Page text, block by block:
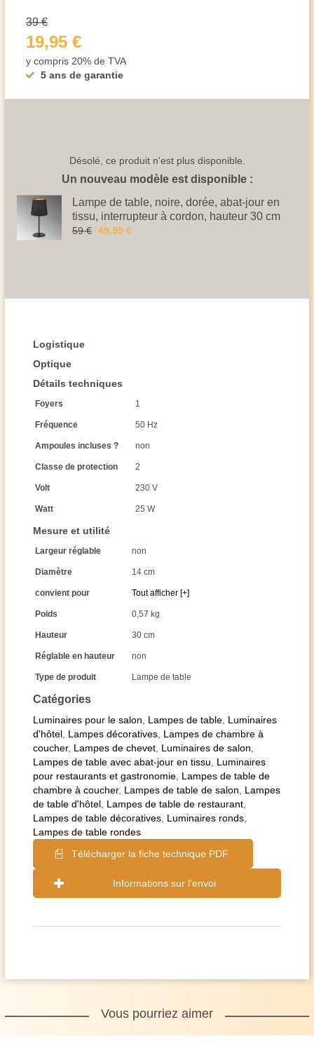
5 ans de garantie
39 €
19,95 €
y compris 20% de TVA
Désolé, ce produit n'est plus disponible.
Un nouveau modèle est disponible :
Lampe de table, noire, dorée, abat-jour en
tissu, interrupteur à cordon, hauteur 30 cm
59 € 49,95 €
Catégories
Luminaires pour le salon Lampes de table Luminaires
d'hôtel Lampes décoratives Lampes de chambre à
coucher, Lampes de chevet Luminaires de salon
Lampes de table avec abat-jour en tissu
Luminaires
pour restaurants et gastronomie Lampes de table de
chambre à coucher, Lampes de table de salon
Lampes
de table d'hôtel Lampes de table de restaurant
Lampes de table décoratives Luminaires ronds
Lampes de table rondes
Télécharger la fiche technique PDF
Informations sur l'envoi
Logistique
Optique
Détails techniques
Foyers 1
Fréquence 50 Hz
Ampoules incluses ? non
Classe de protection 2
Volt 230 V
Watt 25 W
Mesure et utilité
Largeur réglable non
Diamètre 14 cm
convient pour Tout afficher [+]
Poids 0,57 kg
Hauteur 30 cm
Réglable en hauteur non
Type de produit Lampe de table
Vous pourriez aimer